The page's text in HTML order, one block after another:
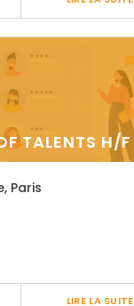
TALENTS H/F
, Paris
LIRE LA SUITE